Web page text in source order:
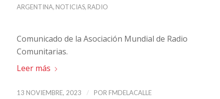
ARGENTINA, NOTICIAS, RADIO
Comunicado de la Asociación Mundial de Radio
Comunitarias.
Leer más
13 NOVIEMBRE, 2023 / POR FMDELACALLE